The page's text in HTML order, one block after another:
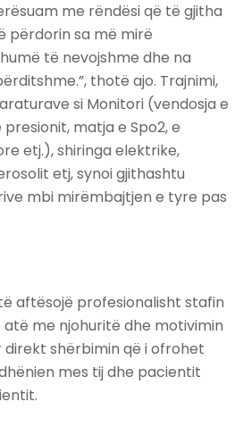
me rëndësi që të gjitha
përdorin sa më mirë
të nevojshme dhe na
thotë ajo. Trajnimi,
si Monitori (vendosja e
matja e Spo2, e
etj.), shiringa elektrike,
etj, synoi gjithashtu
mbi mirëmbajtjen e tyre pas
aftësojë profesionalisht stafin
me njohuritë dhe motivimin
direkt shërbimin që i ofrohet
mes tij dhe pacientit